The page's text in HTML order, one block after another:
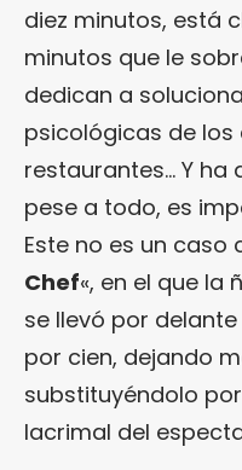
diez minutos, está
minutos que le
dedican a
psicológicas de los
restaurantes… Y ha
pese a todo, es
Este no es un caso
Chef«, en el que la
se llevó por
por cien, dejando
substituyéndolo
lacrimal del